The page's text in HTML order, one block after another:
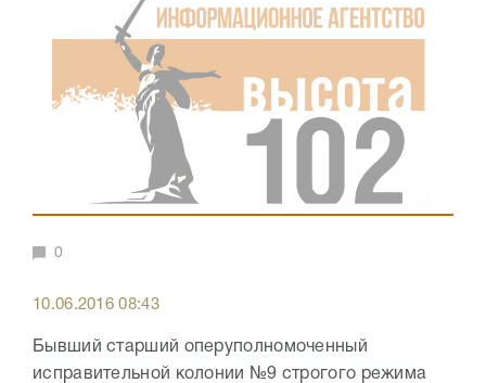
0
10.06.2016 08:43
Бывший старший оперуполномоченный
исправительной колонии №9 строгого режима